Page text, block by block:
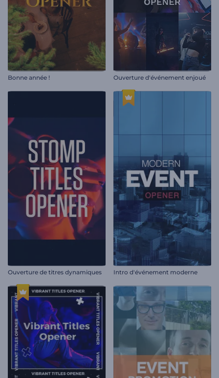
Bonne année ! Ouverture d'événement enjoué
Ouverture de titres dynamiques Intro d'événement moderne